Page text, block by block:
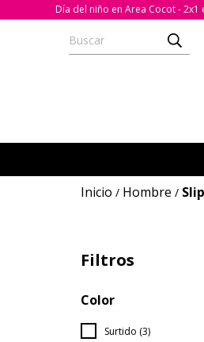
Día del niño en Area Cocot -
Inicio / Hombre /
Filtros
Color
Surtido (3)